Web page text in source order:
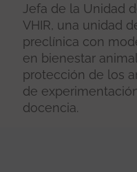
Jefa de la Unidad
VHIR, una unidad
preclínica con
en bienestar
protección de los
de
docencia.